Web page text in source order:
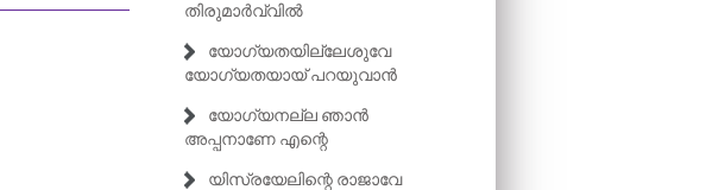
തിരുമാർവ്വിൽ
യോഗ്യതയില്ലേശുവേ
യോഗ്യതയായ് പറയുവാൻ
യോഗ്യനല്ല ഞാൻ
അപ്പനാണേ എന്റെ
യിസ്രയേലിന്റെ രാജാവേ